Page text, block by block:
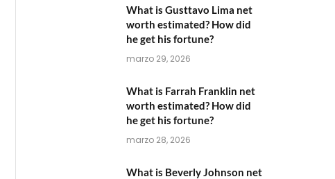
What is Gusttavo Lima net
worth estimated? How did
he get his fortune?
marzo 29, 2026
What is Farrah Franklin net
worth estimated? How did
he get his fortune?
marzo 28, 2026
What is Beverly Johnson net